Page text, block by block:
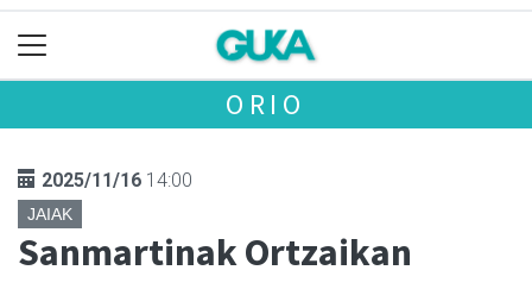
ORIO
2025/11/16 14:00
JAIAK
Sanmartinak Ortzaikan